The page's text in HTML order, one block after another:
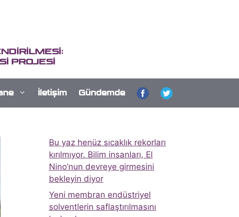
PROJESİ
İletişim Gündemde
Bu yaz henüz sıcaklık rekorları
kırılmıyor. Bilim insanları, El
Nino’nun devreye girmesini
bekleyin diyor
Yeni membran endüstriyel
solventlerin saflaştırılmasını